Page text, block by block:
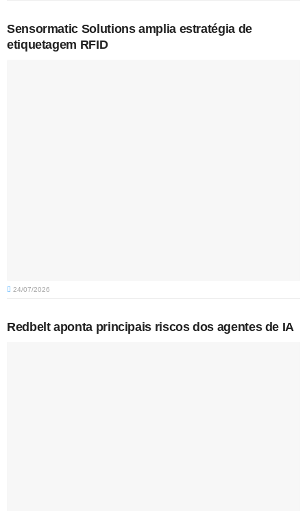
Sensormatic Solutions amplia estratégia de
etiquetagem RFID
24/07/2026
Redbelt aponta principais riscos dos agentes de IA